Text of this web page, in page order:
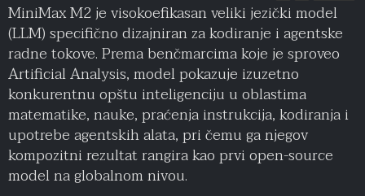
MiniMax M2 je visokoefikasan veliki jezički model
(LLM) specifično dizajniran za kodiranje i agentske
radne tokove. Prema benčmarcima koje je sproveo
Artificial Analysis, model pokazuje izuzetno
konkurentnu opštu inteligenciju u oblastima
matematike, nauke, praćenja instrukcija, kodiranja i
upotrebe agentskih alata, pri čemu ga njegov
kompozitni rezultat rangira kao prvi open-source
model na globalnom nivou.